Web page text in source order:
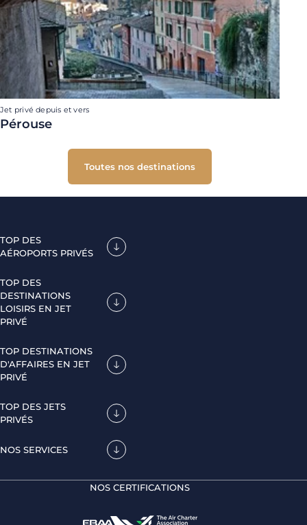
Jet privé depuis et vers
Pérouse
Toutes nos destinations
TOP DES
AÉROPORTS PRIVÉS
TOP DES
DESTINATIONS
LOISIRS EN JET
PRIVÉ
TOP DESTINATIONS
D'AFFAIRES EN JET
PRIVÉ
TOP DES JETS
PRIVÉS
NOS SERVICES
NOS CERTIFICATIONS